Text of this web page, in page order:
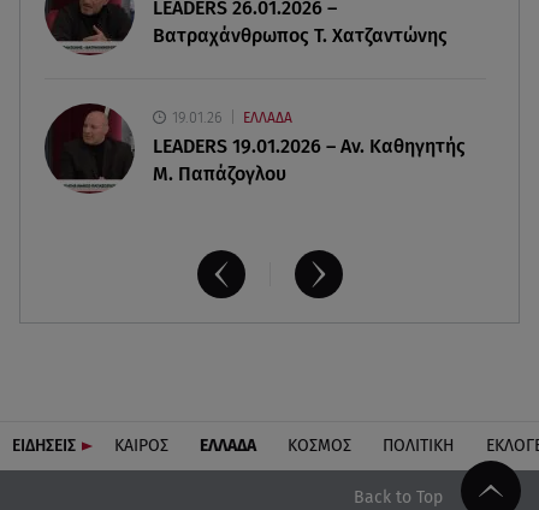
LEADERS 26.01.2026 –
Βατραχάνθρωπος Τ. Χατζαντώνης
19.01.26 ΕΛΛΑΔΑ
LEADERS 19.01.2026 – Αν. Καθηγητής
Μ. Παπάζογλου
ΕΙΔΗΣΕΙΣ ΚΑΙΡΟΣ ΕΛΛΑΔΑ ΚΟΣΜΟΣ ΠΟΛΙΤΙΚΗ
Back to Top